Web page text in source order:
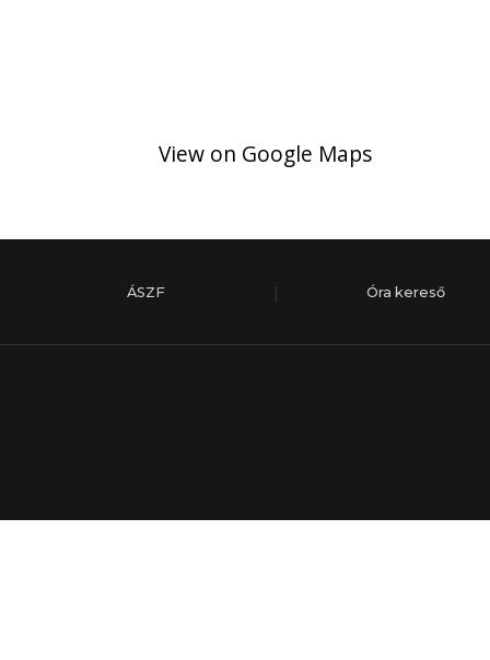
View on Google Maps
ÁSZF Óra kereső